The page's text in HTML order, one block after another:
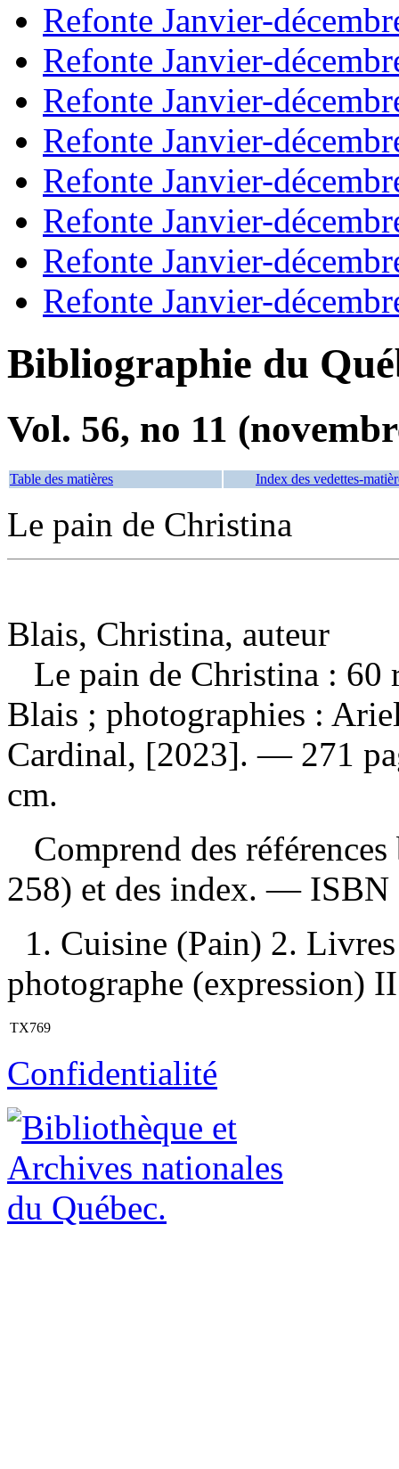
Refonte Janvier-
Refonte Janvier-
Refonte Janvier-
Refonte Janvier-
Refonte Janvier-
Refonte Janvier-
Refonte Janvier-
Refonte Janvier-
Bibliographie du
Vol. 56, no 11
Table des matières Index des vedettes-
Le pain de Christina
Blais, Christina, auteur
Le pain de Christina :
Blais ; photographies :
Cardinal, [2023]. — 271
cm.
Comprend des
258) et des index. — ISBN
1. Cuisine (Pain) 2.
photographe (expression)
TX769
Confidentialité